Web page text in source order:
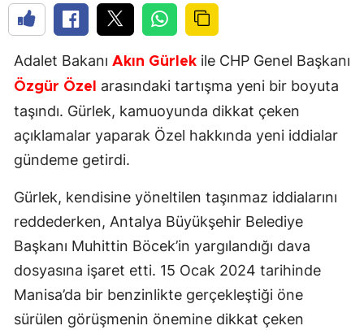
Adalet Bakanı Akın Gürlek ile CHP Genel Başkanı
Özgür Özel
arasındaki tartışma yeni bir boyuta
taşındı. Gürlek, kamuoyunda dikkat çeken
açıklamalar yaparak Özel hakkında yeni iddialar
gündeme getirdi.
Gürlek, kendisine yöneltilen taşınmaz iddialarını
reddederken, Antalya Büyükşehir Belediye
Başkanı Muhittin Böcek’in yargılandığı dava
dosyasına işaret etti. 15 Ocak 2024 tarihinde
Manisa’da bir benzinlikte gerçekleştiği öne
sürülen görüşmenin önemine dikkat çeken